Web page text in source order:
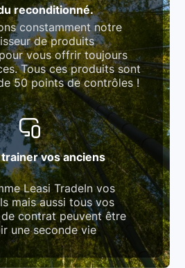
reconditionné.
constamment notre
de produits
vous offrir toujours
Tous ces produits sont
50 points de contrôles !
vos anciens
Leasi TradeIn vos
mais aussi tous vos
contrat peuvent être
une seconde vie